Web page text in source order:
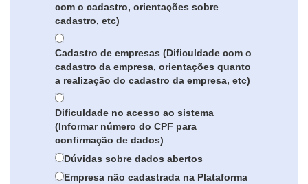
com o cadastro, orientações sobre
cadastro, etc)
Cadastro de empresas (Dificuldade com o
cadastro da empresa, orientações quanto
a realização do cadastro da empresa, etc)
Dificuldade no acesso ao sistema
(Informar número do CPF para
confirmação de dados)
Dúvidas sobre dados abertos
Empresa não cadastrada na Plataforma